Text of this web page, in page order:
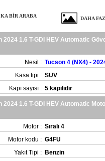
BIR ARABA
DAHA
2024 1.6 T-GDI HEV Automatic
Nesil : Tucson 4 (NX4) -
Kasa tipi : SUV
Kapı sayısı : 5 kapılıdır
2024 1.6 T-GDI HEV Automatic
Motor : Sıralı 4
Motor kodu : G4FU
Yakıt Tipi : Benzin